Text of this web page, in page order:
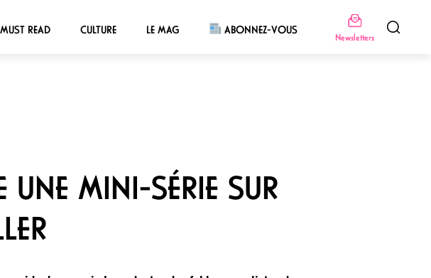
MUST READ CULTURE LE MAG ABONNEZ-VOUS
Newsletters
MINI-SÉRIE SUR